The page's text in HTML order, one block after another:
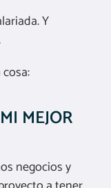
Y
MEJOR
negocios y